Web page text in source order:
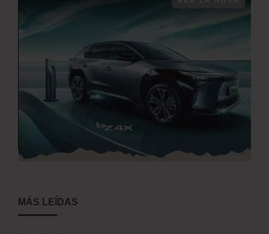
MÁS LEÍDAS